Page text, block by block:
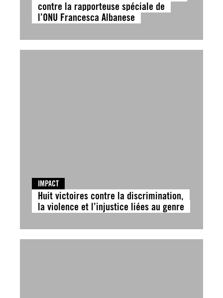
contre la rapporteuse spéciale de
l’ONU Francesca Albanese
IMPACT
Huit victoires contre la discrimination,
la violence et l’injustice liées au genre